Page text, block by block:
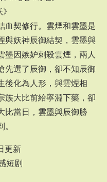
血契修行。雲煙和雲墨是
與妖神辰御結契，雲墨與
墨因嫉妒刺殺雲煙，兩人
先選了辰御，卻不知辰御
後化為人形，與雲煙相
族大比前給寧淵下藥，卻
比當日，雲墨與辰御勝
更新
短剧